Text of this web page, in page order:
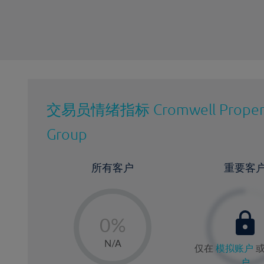
交易员情绪指标 Cromwell
Group
所有客户
0%
1%
N/A
重要客
仅在模拟账户